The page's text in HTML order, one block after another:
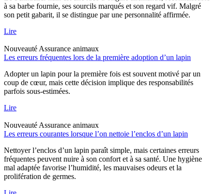
à sa barbe fournie, ses sourcils marqués et son regard vif. Malgré
son petit gabarit, il se distingue par une personnalité affirmée.
Lire
Nouveauté Assurance animaux
Les erreurs fréquentes lors de la première adoption d’un lapin
Adopter un lapin pour la première fois est souvent motivé par un
coup de cœur, mais cette décision implique des responsabilités
parfois sous-estimées.
Lire
Nouveauté Assurance animaux
Les erreurs courantes lorsque l’on nettoie l’enclos d’un lapin
Nettoyer l’enclos d’un lapin paraît simple, mais certaines erreurs
fréquentes peuvent nuire à son confort et à sa santé. Une hygiène
mal adaptée favorise l’humidité, les mauvaises odeurs et la
prolifération de germes.